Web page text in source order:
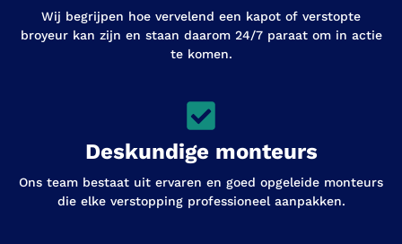
Wij begrijpen hoe vervelend een kapot of verstopte
broyeur kan zijn en staan daarom 24/7 paraat om in actie
te komen.
Deskundige monteurs
Ons team bestaat uit ervaren en goed opgeleide monteurs
die elke verstopping professioneel aanpakken.